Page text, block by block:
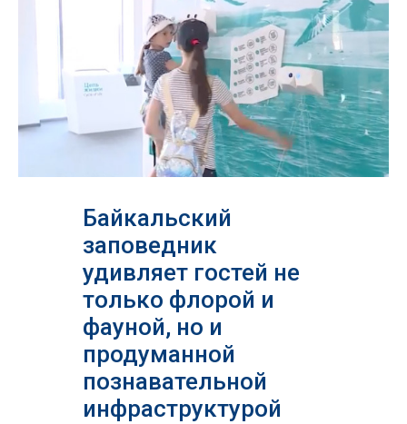
Байкальский
заповедник
удивляет гостей не
только флорой и
фауной, но и
продуманной
познавательной
инфраструктурой